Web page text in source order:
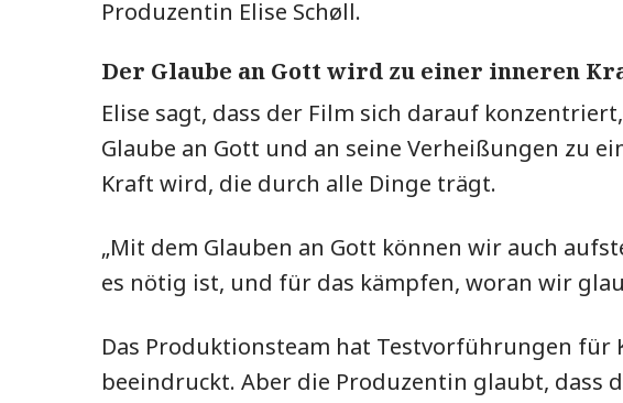
Produzentin Elise Schøll.
Der Glaube an Gott wird zu einer inneren
Elise sagt, dass der Film sich darauf
Glaube an Gott und an seine Verheißungen zu
Kraft wird, die durch alle Dinge trägt.
„Mit dem Glauben an Gott können wir auch
es nötig ist, und für das kämpfen, woran wir
Das Produktionsteam hat Testvorführungen
beeindruckt. Aber die Produzentin glaubt, dass